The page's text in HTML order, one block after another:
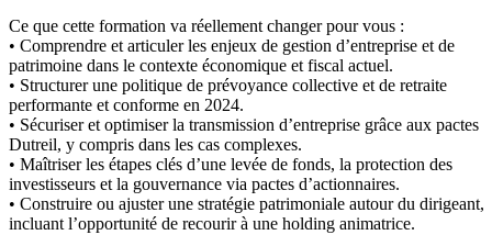
Ce que cette formation va réellement changer pour vous :
• Comprendre et articuler les enjeux de gestion d’entreprise et de
patrimoine dans le contexte économique et fiscal actuel.
• Structurer une politique de prévoyance collective et de retraite
performante et conforme en 2024.
• Sécuriser et optimiser la transmission d’entreprise grâce aux pactes
Dutreil, y compris dans les cas complexes.
• Maîtriser les étapes clés d’une levée de fonds, la protection des
investisseurs et la gouvernance via pactes d’actionnaires.
• Construire ou ajuster une stratégie patrimoniale autour du dirigeant,
incluant l’opportunité de recourir à une holding animatrice.